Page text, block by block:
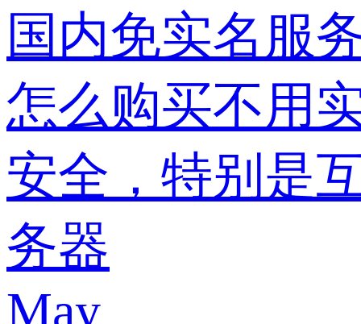
国内免实名服
怎么购买不用
安全，特别是
务器
May